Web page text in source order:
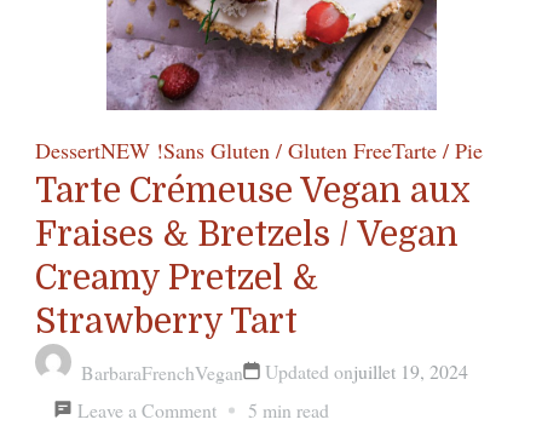
DessertNEW !Sans Gluten / Gluten FreeTarte / Pie
Tarte Crémeuse Vegan aux
Fraises & Bretzels / Vegan
Creamy Pretzel &
Strawberry Tart
BarbaraFrenchVegan Updated onjuillet 19, 2024
Leave a Commenton 5 min read